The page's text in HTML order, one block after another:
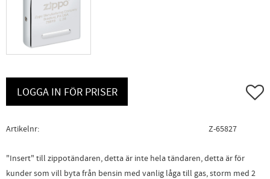
LOGGA IN FÖR PRISER Lägg
Artikelnr Z-65827
"Insert" till zippotändaren, detta är inte hela tändaren, detta är för
kunder som vill byta från bensin med vanlig låga till gas, storm med 2